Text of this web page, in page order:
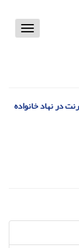
Toggle
در نهاد خانواده